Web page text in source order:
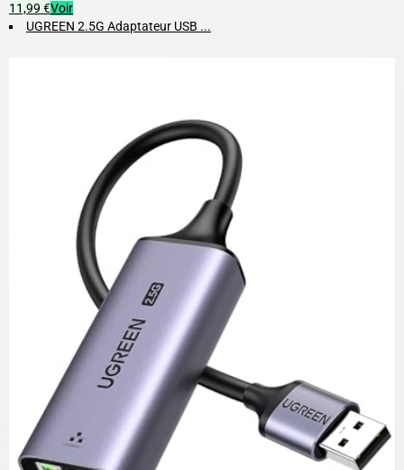
11,99 €Voir
UGREEN 2.5G Adaptateur USB ...